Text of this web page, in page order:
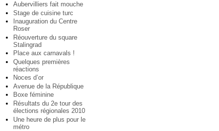
Aubervilliers fait mouche
Stage de cuisine turc
Inauguration du Centre
Roser
Réouverture du square
Stalingrad
Place aux carnavals !
Quelques premières
réactions
Noces d’or
Avenue de la République
Boxe féminine
Résultats du 2e tour des
élections régionales 2010
Une heure de plus pour le
métro